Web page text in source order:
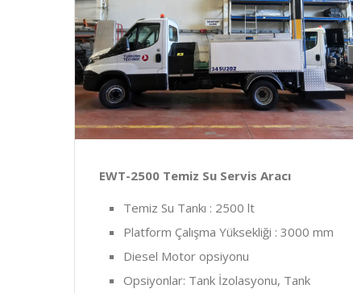
EWT-2500 Temiz Su Servis Aracı
Temiz Su Tankı : 2500 lt
Platform Çalışma Yüksekliği : 3000 mm
Diesel Motor opsiyonu
Opsiyonlar: Tank İzolasyonu, Tank